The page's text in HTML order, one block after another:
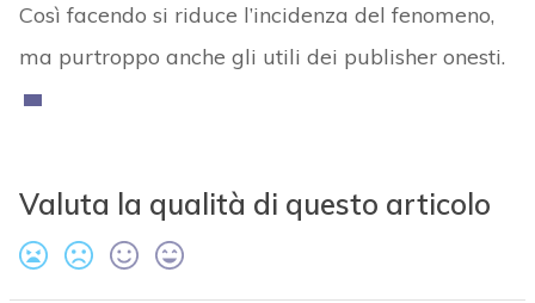
Così facendo si riduce l’incidenza del fenomeno,
ma purtroppo anche gli utili dei publisher onesti.
Valuta la qualità di questo articolo